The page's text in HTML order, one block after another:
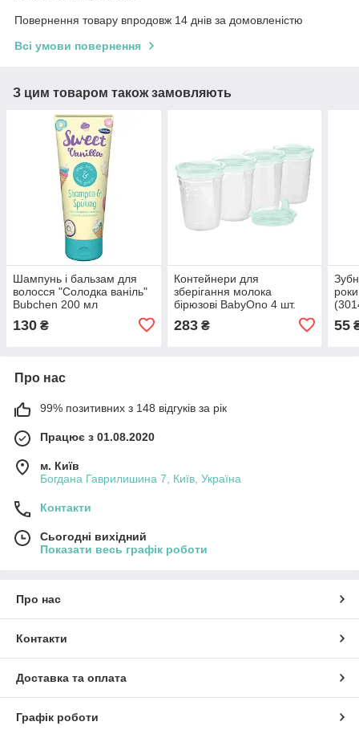
Повернення товару впродовж 14 днів за домовленістю
Всі умови повернення
З цим товаром також замовляють
Шампунь і бальзам для
волосся "Солодка ваніль"
Bubchen 200 мл
130 ₴
Контейнери для
зберігання молока
бірюзові BabyOno 4 шт.
283₴ 55
Про нас
99% позитивних з 148 відгуків за рік
Працює з 01.08.2020
м. Київ
Богдана Гаврилишина 7, Київ, Україна
Контакти
Сьогодні вихідний
Показати весь графік роботи
Про нас
Контакти
Доставка та оплата
Графік роботи